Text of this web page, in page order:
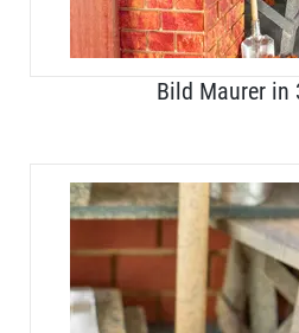
Bild Maurer in